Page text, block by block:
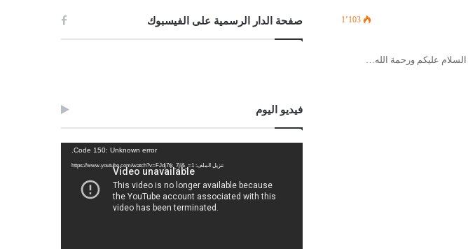
1٬103 صفحة الدار الرسمية على الفيسبوك
فيديو اليوم
Code 150: Unknown error.
تنزيل الملف: https://www.youtube.com/watch?v=FJdj7tk_7jI&_=1